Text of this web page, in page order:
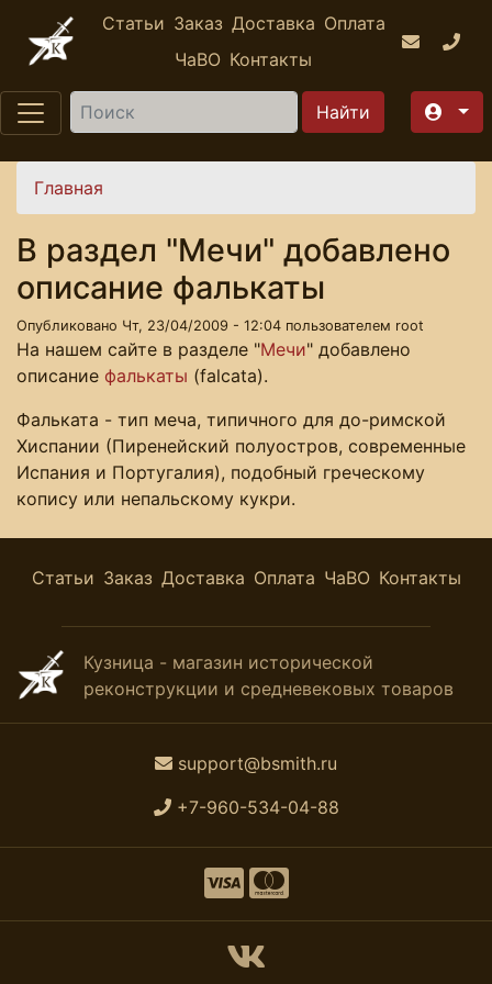
Перейти к основному содержанию
Статьи Заказ Доставка Оплата
ЧаВО Контакты
Найти
Вы здесь
Главная
В раздел "Мечи" добавлено
описание фалькаты
Опубликовано Чт, 23/04/2009 - 12:04 пользователем root
На нашем сайте в разделе "Мечи" добавлено
описание фалькаты (falcata).
Фальката - тип меча, типичного для до-римской
Хиспании (Пиренейский полуостров, современные
Испания и Португалия), подобный греческому
копису или непальскому кукри.
Статьи Заказ Доставка Оплата ЧаВО Контакты
Кузница - магазин исторической
реконструкции и средневековых товаров
support@bsmith.ru
+7-960-534-04-88